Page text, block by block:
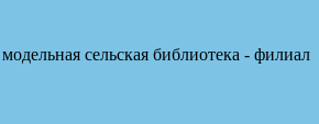
сельская библиотека - филиал